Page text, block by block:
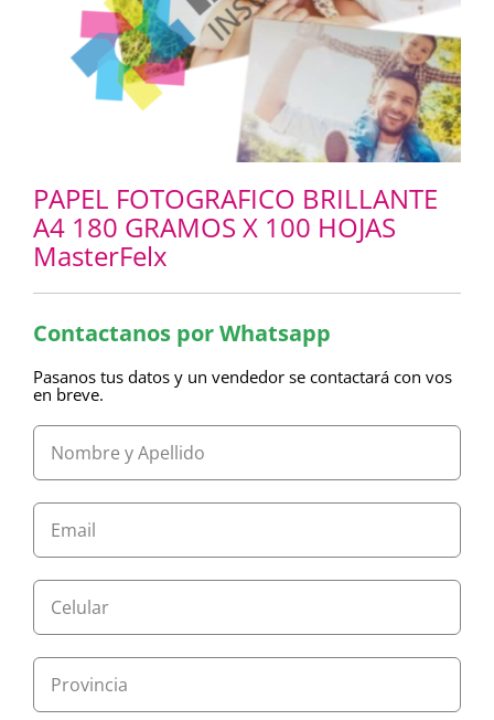
PAPEL FOTOGRAFICO BRILLANTE
A4 180 GRAMOS X 100 HOJAS
MasterFelx
Contactanos por Whatsapp
Pasanos tus datos y un vendedor se contactará con vos
en breve.